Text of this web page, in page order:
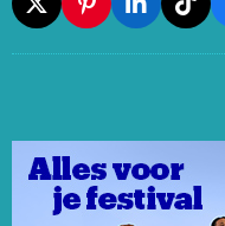
X
P
I
N
E
S
T
L
I
N
I
N
T
I
K